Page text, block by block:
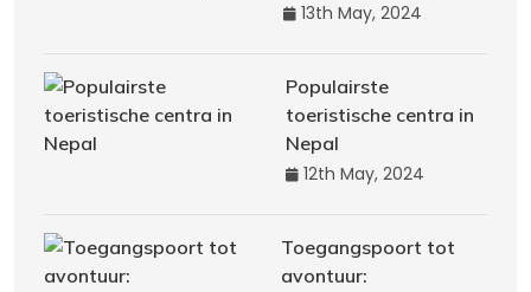
13th May, 2024
Populairste
toeristische centra in
Nepal
12th May, 2024
Toegangspoort tot
avontuur: